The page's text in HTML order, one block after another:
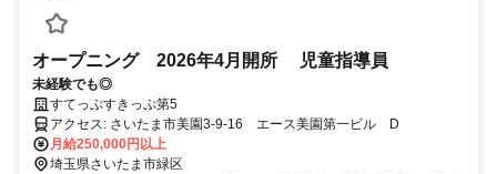
オープニング 2026年4月開所 児童指導員
未経験でも◎
すてっぷすきっぷ第5
アクセス: さいたま市美園3-9-16 エース美園第一ビル D
月給250,000円以上
埼玉県さいたま市緑区